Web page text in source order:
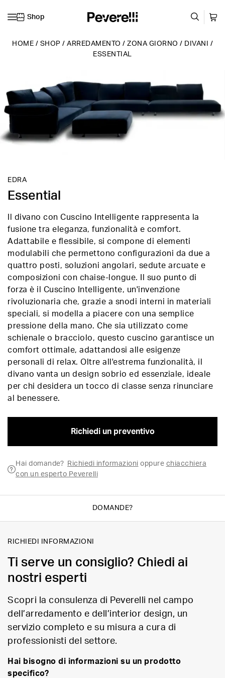
Shop
HOME / SHOP / ARREDAMENTO / ZONA GIORNO / DIVANI
/
ESSENTIAL
EDRA
Essential
Il divano con Cuscino Intelligente rappresenta la
fusione tra eleganza, funzionalità e comfort.
Adattabile e flessibile, si compone di elementi
modulabili che permettono configurazioni da due a
quattro posti, soluzioni angolari, sedute arcuate e
composizioni con chaise-longue. Il suo punto di
forza è il Cuscino Intelligente, un'invenzione
rivoluzionaria che, grazie a snodi interni in materiali
speciali, si modella a piacere con una semplice
pressione della mano. Che sia utilizzato come
schienale o bracciolo, questo cuscino garantisce un
comfort ottimale, adattandosi alle esigenze
personali di relax. Oltre all'estrema funzionalità, il
divano vanta un design sobrio ed essenziale, ideale
per chi desidera un tocco di classe senza rinunciare
al benessere.
Richiedi un preventivo
Hai domande? Richiedi informazioni oppure chiacchiera
con un esperto Peverelli
DOMANDE?
RICHIEDI INFORMAZIONI
Ti serve un consiglio? Chiedi ai
nostri esperti
Scopri la consulenza di Peverelli nel campo
dell’arredamento e dell’interior design, un
servizio completo e su misura a cura di
professionisti del settore.
Hai bisogno di informazioni su un prodotto
specifico?